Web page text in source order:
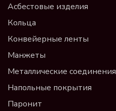
Асбестовые изделия
Кольца
Конвейерные ленты
Манжеты
Металлические соединения
Напольные покрытия
Паронит